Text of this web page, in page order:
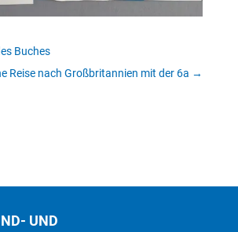
Buches
Reise nach Großbritannien mit der 6a →
UND